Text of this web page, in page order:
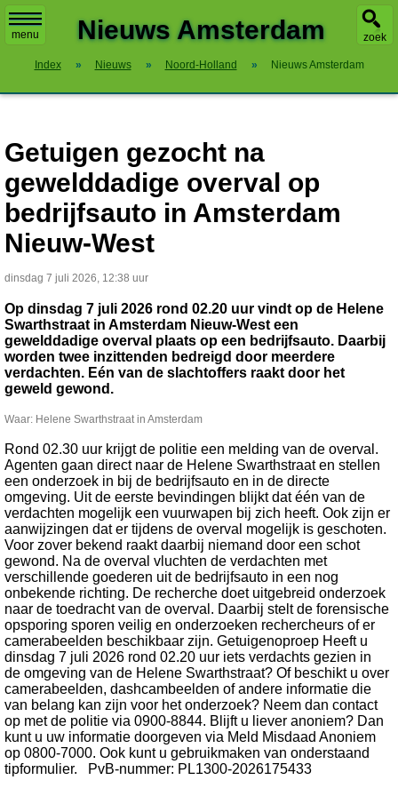
menu zoek
Nieuws Amsterdam
Index » Nieuws » Noord-Holland » Nieuws Amsterdam
Getuigen gezocht na
gewelddadige overval op
bedrijfsauto in Amsterdam
Nieuw-West
dinsdag 7 juli 2026, 12:38 uur
Op dinsdag 7 juli 2026 rond 02.20 uur vindt op de Helene
Swarthstraat in Amsterdam Nieuw-West een
gewelddadige overval plaats op een bedrijfsauto. Daarbij
worden twee inzittenden bedreigd door meerdere
verdachten. Eén van de slachtoffers raakt door het
geweld gewond.
Waar: Helene Swarthstraat in Amsterdam
Rond 02.30 uur krijgt de politie een melding van de overval.
Agenten gaan direct naar de Helene Swarthstraat en stellen
een onderzoek in bij de bedrijfsauto en in de directe
omgeving. Uit de eerste bevindingen blijkt dat één van de
verdachten mogelijk een vuurwapen bij zich heeft. Ook zijn er
aanwijzingen dat er tijdens de overval mogelijk is geschoten.
Voor zover bekend raakt daarbij niemand door een schot
gewond. Na de overval vluchten de verdachten met
verschillende goederen uit de bedrijfsauto in een nog
onbekende richting. De recherche doet uitgebreid onderzoek
naar de toedracht van de overval. Daarbij stelt de forensische
opsporing sporen veilig en onderzoeken rechercheurs of er
camerabeelden beschikbaar zijn. Getuigenoproep Heeft u
dinsdag 7 juli 2026 rond 02.20 uur iets verdachts gezien in
de omgeving van de Helene Swarthstraat? Of beschikt u over
camerabeelden, dashcambeelden of andere informatie die
van belang kan zijn voor het onderzoek? Neem dan contact
op met de politie via 0900-8844. Blijft u liever anoniem? Dan
kunt u uw informatie doorgeven via Meld Misdaad Anoniem
op 0800-7000. Ook kunt u gebruikmaken van onderstaand
tipformulier. PvB-nummer: PL1300-2026175433